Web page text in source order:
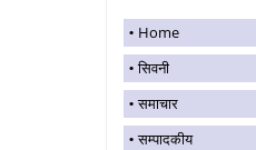
Home
सिवनी
समाचार
सम्पादकीय